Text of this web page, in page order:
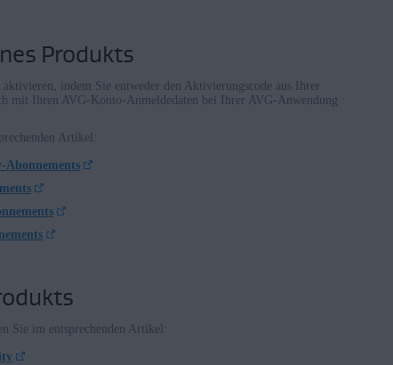
Produkts
indem Sie entweder den Aktivierungscode aus Ihrer
mit Ihren AVG-Konto-Anmeldedaten bei Ihrer AVG-Anwendung
Artikel:
Abonnements
Sie im entsprechenden Artikel: